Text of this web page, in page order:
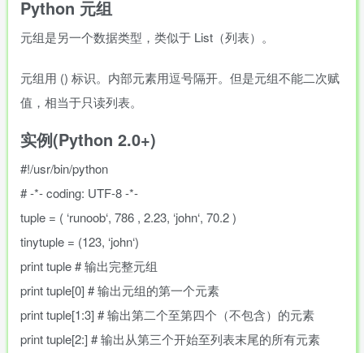
Python 元组
元组是另一个数据类型，类似于 List（列表）。
元组用 () 标识。内部元素用逗号隔开。但是元组不能二次赋
值，相当于只读列表。
实例(Python 2.0+)
#!/usr/bin/python
# -*- coding: UTF-8 -*-
tuple = ( ‘runoob‘, 786 , 2.23, ‘john‘, 70.2)
tinytuple = (123, ‘john‘)
printtuple# 输出完整元组
printtuple[0] # 输出元组的第一个元素
printtuple[1:3] # 输出第二个至第四个（不包含）的元素
printtuple[2:] # 输出从第三个开始至列表末尾的所有元素